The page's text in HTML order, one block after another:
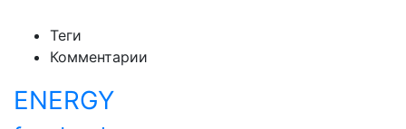
Теги
Комментарии
ENERGY